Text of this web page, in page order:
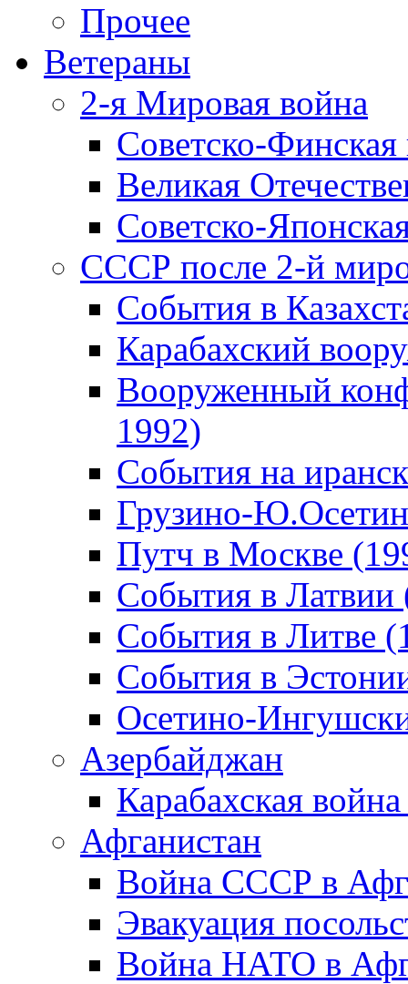
Прочее
Ветераны
2-я Мировая война
Советско-
Великая
Советско-
СССР после 2-й
События в
Карабахский
Вооруженный
1992)
События на
Грузино-
Путч в Москве
События в Латвии
События в Литве
События в
Осетино-
Азербайджан
Карабахская
Афганистан
Война СССР в
Эвакуация
Война НАТО в